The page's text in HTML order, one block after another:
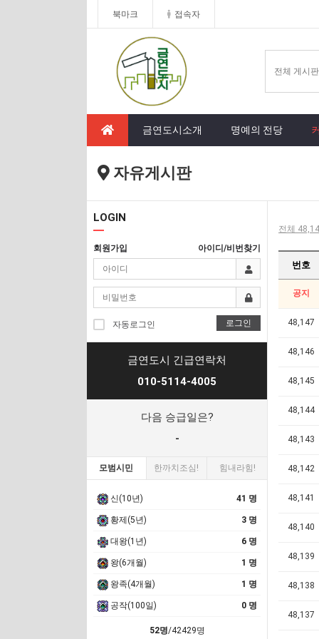
북마크 접속자
금연도시소개 명예의 전당
자유게시판
LOGIN
회원가입 아이디/비번찾기
자동로그인 로그인
금연도시 긴급연락처
010-5114-4005
다음 승급일은?
-
모범시민 한까치조심! 힘내라힘!
신(10년) 41 명
황제(5년) 3 명
대왕(1년) 6 명
왕(6개월) 1 명
왕족(4개월) 1 명
공작(100일) 0 명
52명/42429명
전체
번호
공지
48,147
48,146
48,145
48,144
48,143
48,142
48,141
48,140
48,139
48,138
48,137